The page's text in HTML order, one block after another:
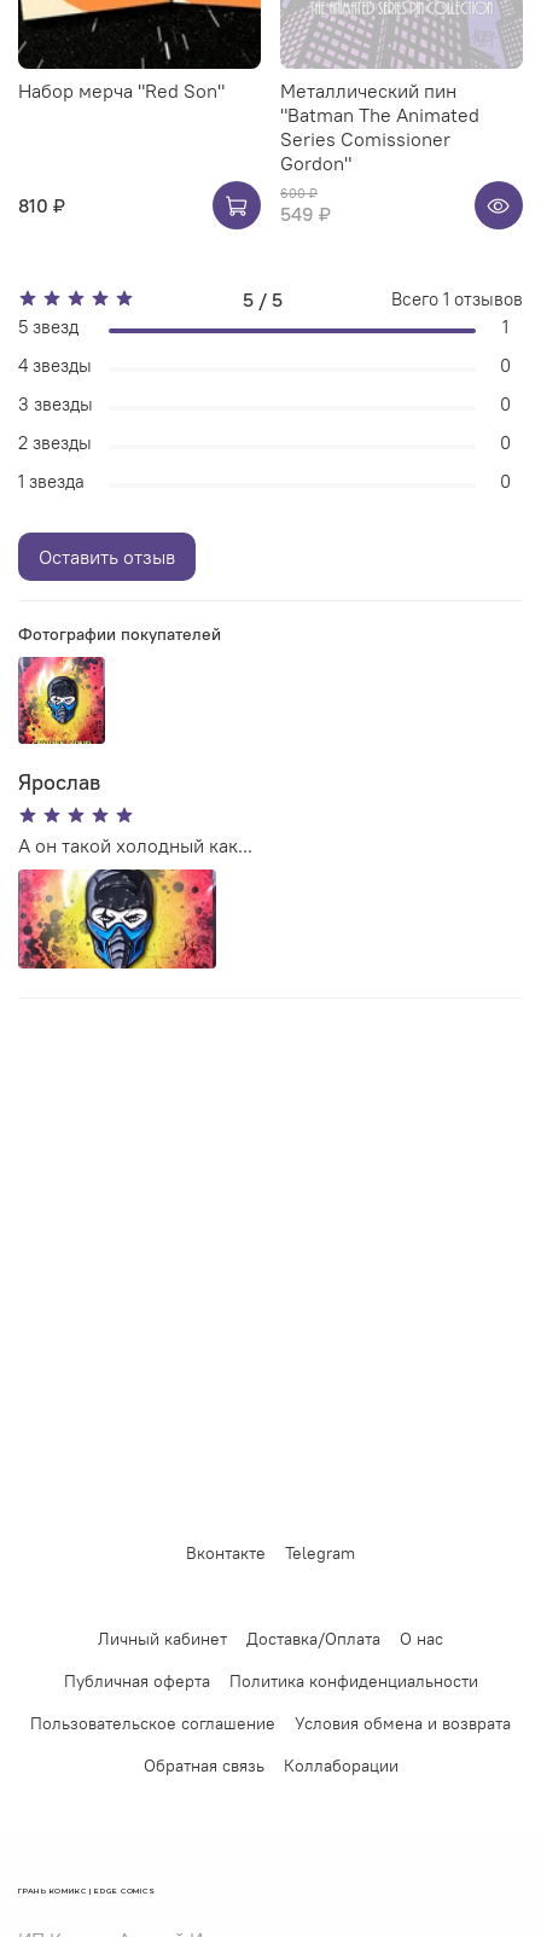
Набор мерча "Red Son"
810 ₽
Металлический пин
"Batman The Animated
Series Comissioner
Gordon"
600 ₽
549 ₽
Фотографии покупателей
Ярослав
А он такой холодный как...
5 / 5 Всего 1 отзывов
5 звезд
1
4 звезды
0
3 звезды
0
2 звезды
0
1 звезда
0
Оставить отзыв
Вконтакте Telegram
Личный кабинет Доставка/Оплата
О нас
Публичная оферта
Политика конфиденциальности
Пользовательское соглашение
Условия обмена и возврата
Обратная связь
Коллаборации
ГРАНЬ КОМИКС | EDGE COMICS